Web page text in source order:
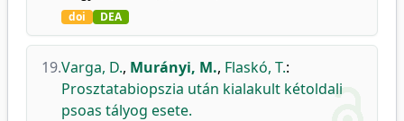
doi DEA
19.Varga, D., Murányi, M., Flaskó, T.:
Prosztatabiopszia után kialakult kétoldali
psoas tályog esete.